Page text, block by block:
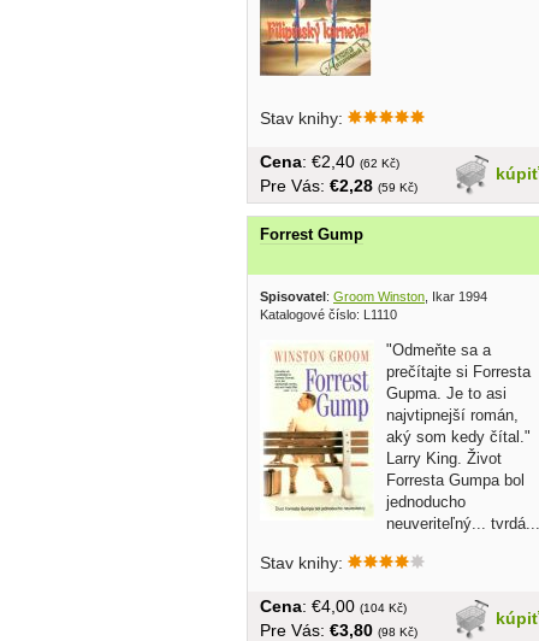
Stav knihy:
kúpiť
Cena: €2,40 (62 Kč)
Pre Vás: €2,28 (59 Kč)
Forrest Gump
Spisovatel: Groom Winston , Ikar 1994
Katalogové číslo: L1110
"Odmeňte sa a
prečítajte si Forresta
Gupma. Je to asi
najvtipnejší román,
aký som kedy čítal."
Larry King. Život
Forresta Gumpa bol
jednoducho
neuveriteľný... tvrdá...
Stav knihy:
kúpiť
Cena: €4,00 (104 Kč)
Pre Vás: €3,80 (98 Kč)